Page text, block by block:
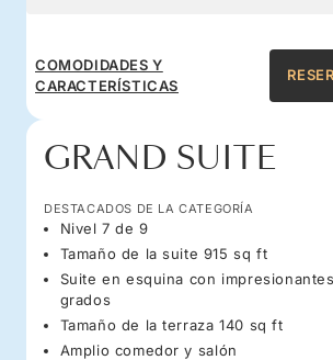
COMODIDADES Y
CARACTERÍSTICAS
GRAND SUITE
DESTACADOS DE LA CATEGORÍA
Nivel 7 de 9
Tamaño de la suite 915 sq ft
Suite en esquina con
grados
Tamaño de la terraza 140 sq ft
Amplio comedor y salón